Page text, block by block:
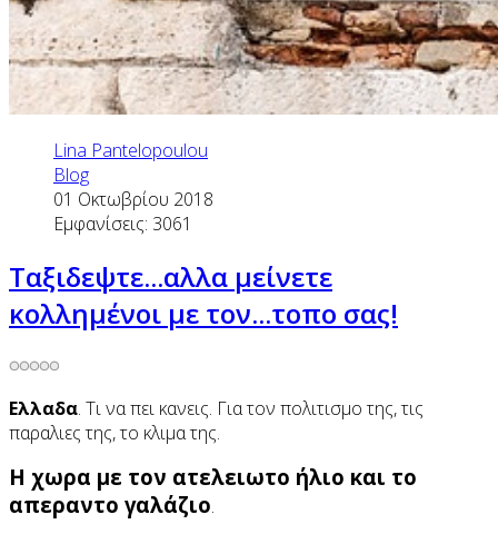
Lina Pantelopoulou
Blog
01 Οκτωβρίου 2018
Εμφανίσεις: 3061
Tαξιδεψτε...αλλα μείνετε
κολλημένοι με τον...τοπο σας!
Ελλαδα. Τι να πει κανεις. Για τον πολιτισμο της, τις
παραλιες της, το κλιμα της.
Η χωρα με τον ατελειωτο ήλιο και το
απεραντο γαλάζιο.